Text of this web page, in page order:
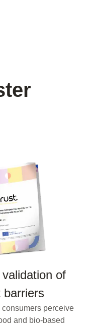
of
barriers
perceive
and bio-based